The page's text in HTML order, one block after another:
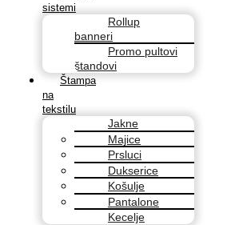
sistemi
Rollup
banneri
Promo pultovi
štandovi
Štampa
na
tekstilu
Jakne
Majice
Prsluci
Dukserice
Košulje
Pantalone
Kecelje